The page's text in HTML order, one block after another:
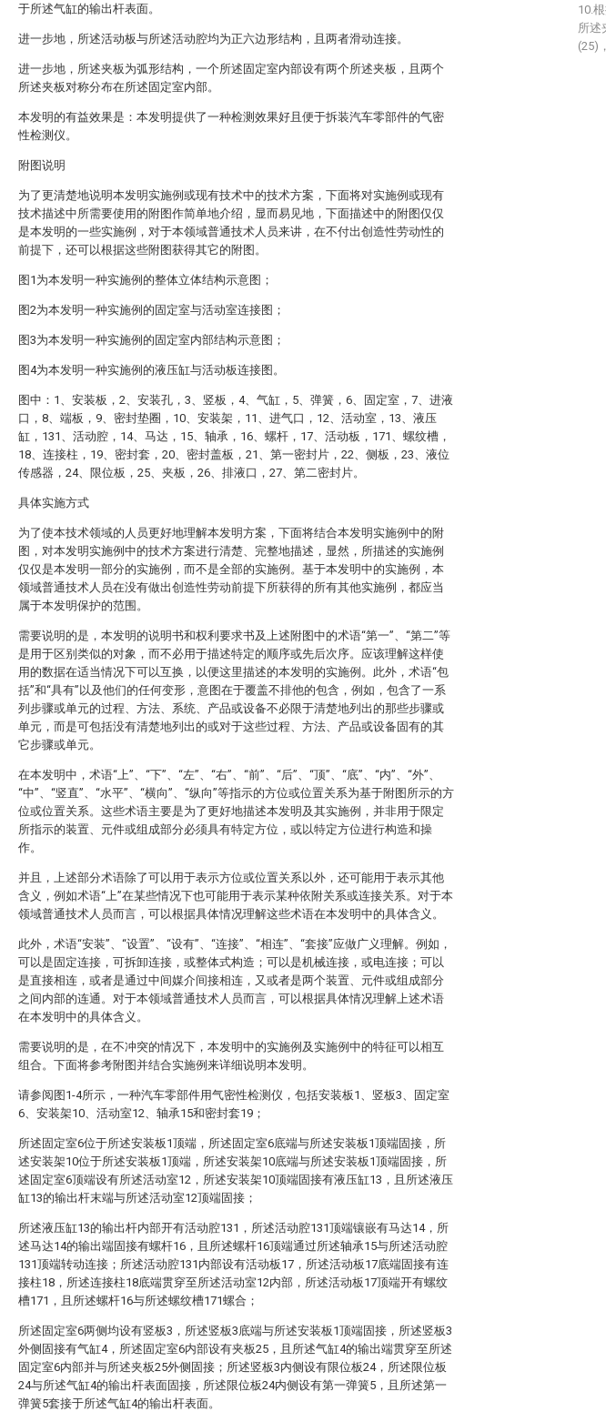
于所述气缸的输出杆表面。
进一步地，所述活动板与所述活动腔均为正六边形结构，且两者滑动连接。
进一步地，所述夹板为弧形结构，一个所述固定室内部设有两个所述夹板，且两个
所述夹板对称分布在所述固定室内部。
本发明的有益效果是：本发明提供了一种检测效果好且便于拆装汽车零部件的气密
性检测仪。
附图说明
为了更清楚地说明本发明实施例或现有技术中的技术方案，下面将对实施例或现有
技术描述中所需要使用的附图作简单地介绍，显而易见地，下面描述中的附图仅仅
是本发明的一些实施例，对于本领域普通技术人员来讲，在不付出创造性劳动性的
前提下，还可以根据这些附图获得其它的附图。
图1为本发明一种实施例的整体立体结构示意图；
图2为本发明一种实施例的固定室与活动室连接图；
图3为本发明一种实施例的固定室内部结构示意图；
图4为本发明一种实施例的液压缸与活动板连接图。
图中：1、安装板，2、安装孔，3、竖板，4、气缸，5、弹簧，6、固定室，7、进液
口，8、端板，9、密封垫圈，10、安装架，11、进气口，12、活动室，13、液压
缸，131、活动腔，14、马达，15、轴承，16、螺杆，17、活动板，171、螺纹槽，
18、连接柱，19、密封套，20、密封盖板，21、第一密封片，22、侧板，23、液位
传感器，24、限位板，25、夹板，26、排液口，27、第二密封片。
具体实施方式
为了使本技术领域的人员更好地理解本发明方案，下面将结合本发明实施例中的附
图，对本发明实施例中的技术方案进行清楚、完整地描述，显然，所描述的实施例
仅仅是本发明一部分的实施例，而不是全部的实施例。基于本发明中的实施例，本
领域普通技术人员在没有做出创造性劳动前提下所获得的所有其他实施例，都应当
属于本发明保护的范围。
需要说明的是，本发明的说明书和权利要求书及上述附图中的术语“第一”、“第二”等
是用于区别类似的对象，而不必用于描述特定的顺序或先后次序。应该理解这样使
用的数据在适当情况下可以互换，以便这里描述的本发明的实施例。此外，术语“包
括”和“具有”以及他们的任何变形，意图在于覆盖不排他的包含，例如，包含了一系
列步骤或单元的过程、方法、系统、产品或设备不必限于清楚地列出的那些步骤或
单元，而是可包括没有清楚地列出的或对于这些过程、方法、产品或设备固有的其
它步骤或单元。
在本发明中，术语“上”、“下”、“左”、“右”、“前”、“后”、“顶”、“底”、“内”、“外”、
“中”、“竖直”、“水平”、“横向”、“纵向”等指示的方位或位置关系为基于附图所示的方
位或位置关系。这些术语主要是为了更好地描述本发明及其实施例，并非用于限定
所指示的装置、元件或组成部分必须具有特定方位，或以特定方位进行构造和操
作。
并且，上述部分术语除了可以用于表示方位或位置关系以外，还可能用于表示其他
含义，例如术语“上”在某些情况下也可能用于表示某种依附关系或连接关系。对于本
领域普通技术人员而言，可以根据具体情况理解这些术语在本发明中的具体含义。
此外，术语“安装”、“设置”、“设有”、“连接”、“相连”、“套接”应做广义理解。例如，
可以是固定连接，可拆卸连接，或整体式构造；可以是机械连接，或电连接；可以
是直接相连，或者是通过中间媒介间接相连，又或者是两个装置、元件或组成部分
之间内部的连通。对于本领域普通技术人员而言，可以根据具体情况理解上述术语
在本发明中的具体含义。
需要说明的是，在不冲突的情况下，本发明中的实施例及实施例中的特征可以相互
组合。下面将参考附图并结合实施例来详细说明本发明。
请参阅图1-4所示，一种汽车零部件用气密性检测仪，包括安装板1、竖板3、固定室
6、安装架10、活动室12、轴承15和密封套19；
所述固定室6位于所述安装板1顶端，所述固定室6底端与所述安装板1顶端固接，所
述安装架10位于所述安装板1顶端，所述安装架10底端与所述安装板1顶端固接，所
述固定室6顶端设有所述活动室12，所述安装架10顶端固接有液压缸13，且所述液压
缸13的输出杆末端与所述活动室12顶端固接；
所述液压缸13的输出杆内部开有活动腔131，所述活动腔131顶端镶嵌有马达14，所
述马达14的输出端固接有螺杆16，且所述螺杆16顶端通过所述轴承15与所述活动腔
131顶端转动连接；所述活动腔131内部设有活动板17，所述活动板17底端固接有连
接柱18，所述连接柱18底端贯穿至所述活动室12内部，所述活动板17顶端开有螺纹
槽171，且所述螺杆16与所述螺纹槽171螺合；
所述固定室6两侧均设有竖板3，所述竖板3底端与所述安装板1顶端固接，所述竖板3
外侧固接有气缸4，所述固定室6内部设有夹板25，且所述气缸4的输出端贯穿至所述
固定室6内部并与所述夹板25外侧固接；所述竖板3内侧设有限位板24，所述限位板
24与所述气缸4的输出杆表面固接，所述限位板24内侧设有第一弹簧5，且所述第一
弹簧5套接于所述气缸4的输出杆表面。
10.
所述
(25)